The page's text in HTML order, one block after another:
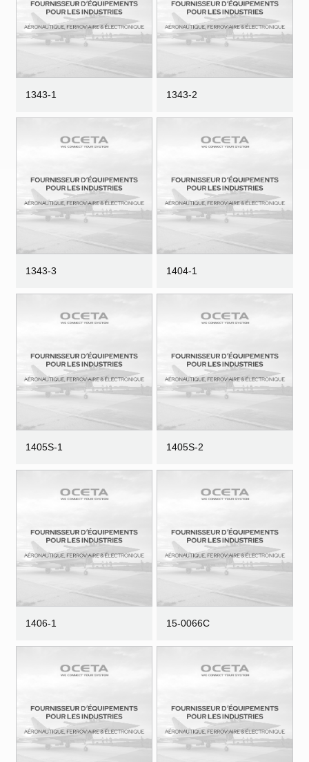
1343-1 1343-2
1343-3 1404-1
1405S-1 1405S-2
1406-1 15-0066C